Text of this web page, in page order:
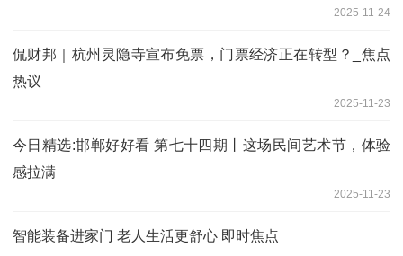
2025-11-24
侃财邦｜杭州灵隐寺宣布免票，门票经济正在转型？_焦点
热议
2025-11-23
今日精选:邯郸好好看 第七十四期丨这场民间艺术节，体验
感拉满
2025-11-23
智能装备进家门 老人生活更舒心 即时焦点